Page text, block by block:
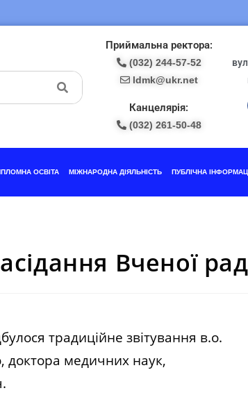
Приймальна ректора:
(032) 244-57-52
ldmk@ukr.net
Канцелярія:
(032) 261-50-48
ОСВІТА МІЖНАРОДНА ДІЯЛЬНІСТЬ ПУБЛІЧНА
Вченої
традиційне звітування в.о.
доктора медичних наук,